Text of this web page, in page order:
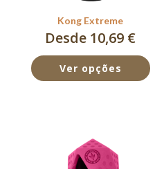
Kong Extreme
Desde 10,69 €
Ver opções